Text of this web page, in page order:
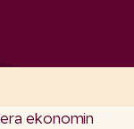
ekonomin